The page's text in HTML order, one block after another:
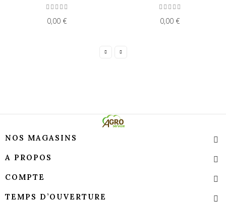
0,00 € 0,00 €
NOS MAGASINS
A PROPOS
COMPTE
TEMPS D’OUVERTURE